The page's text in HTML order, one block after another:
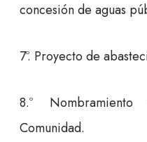
concesión de aguas
7º. Proyecto de
8.º
Comunidad.